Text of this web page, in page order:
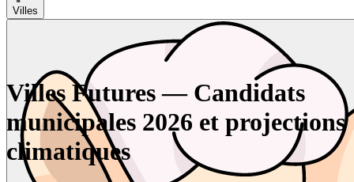
Villes
Villes Futures — Candidats
municipales 2026 et projections
climatiques